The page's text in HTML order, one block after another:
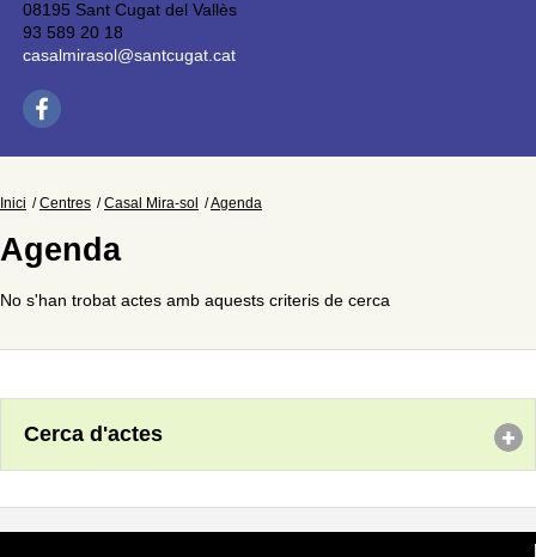
08195 Sant Cugat del Vallès
93 589 20 18
casalmirasol@santcugat.cat
Inici Centres Casal Mira-sol Agenda
Agenda
No s'han trobat actes amb aquests criteris de cerca
Cerca d'actes